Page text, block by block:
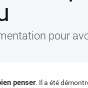
pour
penser. Il a été